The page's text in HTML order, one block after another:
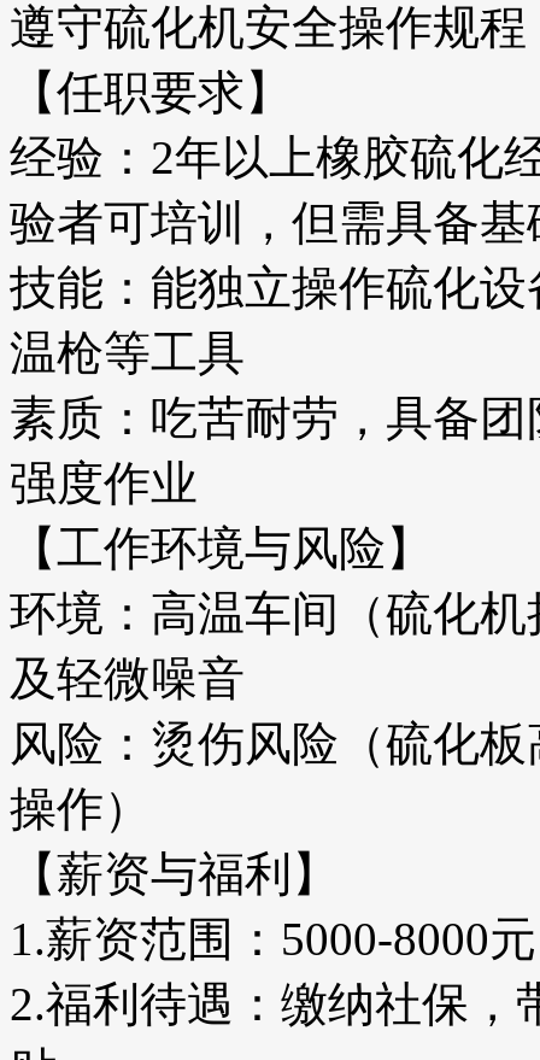
遵守硫化机安全操作规
【任职要求】
经验：2年以上橡胶硫化
验者可培训，但需具备
技能：能独立操作硫化
温枪等工具
素质：吃苦耐劳，具备
强度作业
【工作环境与风险】
环境：高温车间（硫化
及轻微噪音
风险：烫伤风险（硫化
操作）
【薪资与福利】
1.薪资范围：5000-8000
2.福利待遇：缴纳社保